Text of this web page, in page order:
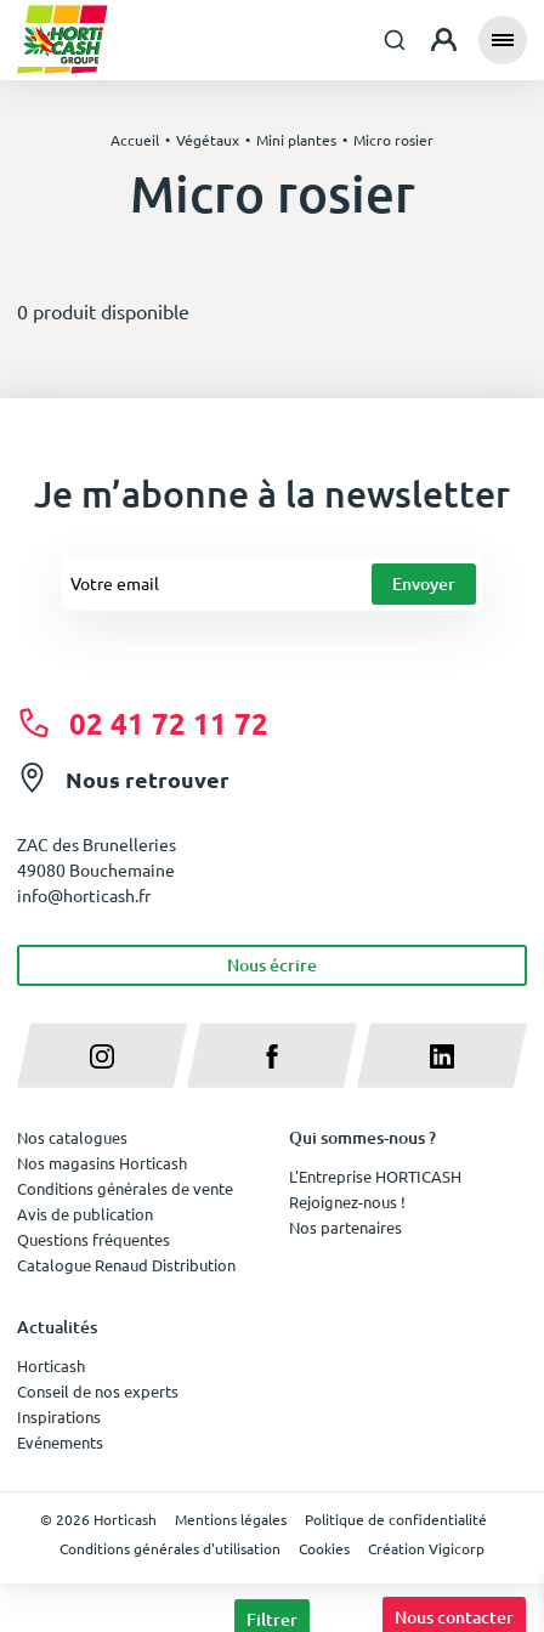
Accueil Végétaux Mini plantes Micro rosier
Micro rosier
0 produit disponible
Nous contacter
Je m’abonne à la newsletter
02 41 72 11 72
Nous retrouver
ZAC des Brunelleries
49080 Bouchemaine
info@horticash.fr
Nous écrire
Nos catalogues
Nos magasins Horticash
Conditions générales de vente
Avis de publication
Questions fréquentes
Catalogue Renaud Distribution
Qui sommes-nous ?
L'Entreprise HORTICASH
Rejoignez-nous !
Nos partenaires
Actualités
Horticash
Conseil de nos experts
Inspirations
Evénements
© 2026 Horticash Mentions légales
Politique de confidentialité
Conditions générales d'utilisation
Cookies Création Vigicorp
Filtrer